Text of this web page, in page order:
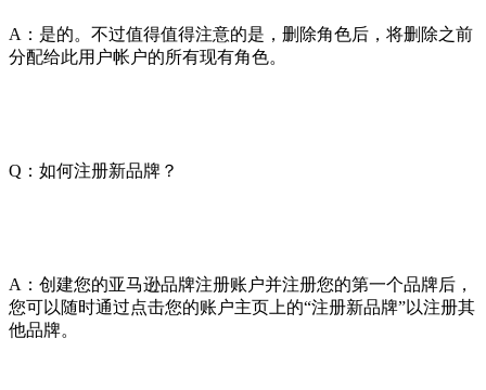
A：是的。不过值得值得注意的是，删除角色后，将删除之前
分配给此用户帐户的所有现有角色。
Q：如何注册新品牌？
A：创建您的亚马逊品牌注册账户并注册您的第一个品牌后，
您可以随时通过点击您的账户主页上的“注册新品牌”以注册其
他品牌。